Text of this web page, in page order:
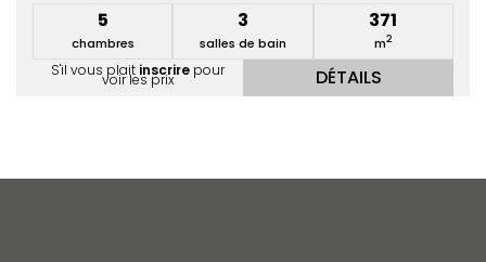
5
chambres
3
salles de bain
371
m2
S'il vous plait inscrire pour
voir les prix DÉTAILS